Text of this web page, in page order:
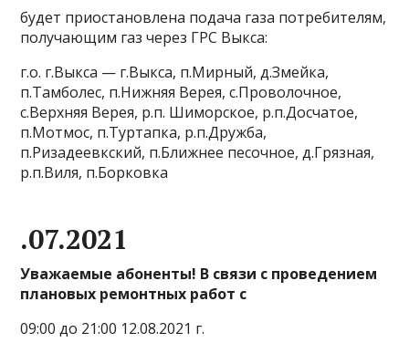
будет приостановлена подача газа потребителям,
получающим газ через ГРС Выкса:
г.о. г.Выкса — г.Выкса, п.Мирный, д.Змейка,
п.Тамболес, п.Нижняя Верея, с.Проволочное,
с.Верхняя Верея, р.п. Шиморское, р.п.Досчатое,
п.Мотмос, п.Туртапка, р.п.Дружба,
п.Ризадеевкский, п.Ближнее песочное, д.Грязная,
р.п.Виля, п.Борковка
.07.2021
Уважаемые абоненты! В связи с проведением
плановых ремонтных работ с
09:00 до 21:00 12.08.2021 г.